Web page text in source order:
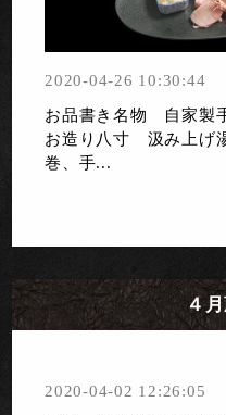
2020-04-26 10:30:44
お品書き名物 自家製
お造り八寸 汲み上げ
巻、手...
４
2020-04-02 12:26:05